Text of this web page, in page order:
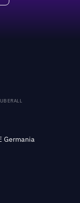
Germania